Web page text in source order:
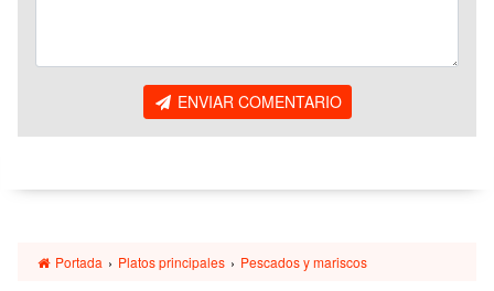
ENVIAR COMENTARIO
Portada › Platos principales › Pescados y mariscos